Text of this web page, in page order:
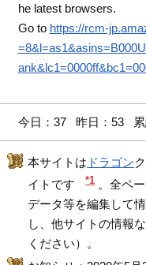
he latest browsers.
Go to https://rcm-
今日：37 昨日：53 累
本サイトは ドラゴン
イトです
*1 。全ペ
データ等を編集して
し、他サイトの情報
ください）。